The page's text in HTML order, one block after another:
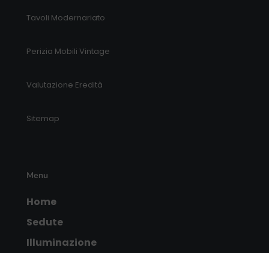
Tavoli Modernariato
Perizia Mobili Vintage
Valutazione Eredità
Sitemap
Menu
Home
Sedute
Illuminazione